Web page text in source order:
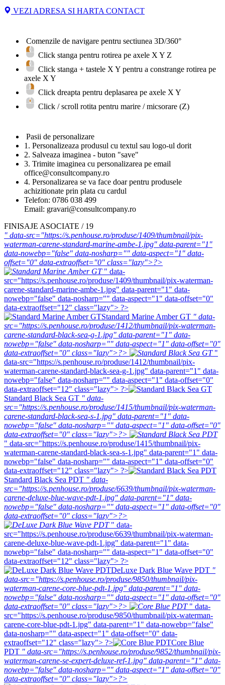
VEZI ADRESA SI HARTA CONTACT
Comenzile de navigare pentru sectiunea 3D/360°
Click stanga pentru rotirea pe axele X Y Z
Click stanga + tastele X Y pentru a constrange rotirea pe
axele X Y
Click dreapta pentru deplasarea pe axele X Y
Click / scroll rotita pentru marire / micsorare (Z)
Pasii de personalizare
1. Personalizeaza produsul cu textul sau logo-ul dorit
2. Salveaza imaginea - buton "save"
3. Trimite imaginea cu personalizarea pe email
office@consultcompany.ro
4. Personalizarea se va face doar pentru produsele
achizitionate prin plata cu cardul
Telefon: 0786 038 499
Email: gravari@consultcompany.ro
FINISAJE ASOCIATE / 19
" data-src="https://s.penhouse.ro/produse/1409/thumbnail/pix-
waterman-carene-standard-marine-ambe-1.jpg" data-parent="1"
data-nowebp="false" data-nosharp="" data-aspect="1" data-
offset="0" data-extraoffset="0" class="lazy">?>
" data-
src="https://s.penhouse.ro/produse/1409/thumbnail/pix-waterman-
carene-standard-marine-ambe-1.jpg" data-parent="1" data-
nowebp="false" data-nosharp="" data-aspect="1" data-offset="0"
data-extraoffset="12" class="lazy"> ?>
Standard Marine Amber GT " data-
src="https://s.penhouse.ro/produse/1412/thumbnail/pix-waterman-
carene-standard-black-sea-g-1.jpg" data-parent="1" data-
nowebp="false" data-nosharp="" data-aspect="1" data-offset="0"
data-extraoffset="0" class="lazy">?>
"
data-src="https://s.penhouse.ro/produse/1412/thumbnail/pix-
waterman-carene-standard-black-sea-g-1.jpg" data-parent="1" data-
nowebp="false" data-nosharp="" data-aspect="1" data-offset="0"
data-extraoffset="12" class="lazy"> ?>
Standard Black Sea GT " data-
src="https://s.penhouse.ro/produse/1415/thumbnail/pix-waterman-
carene-standard-black-sea-s-1.jpg" data-parent="1" data-
nowebp="false" data-nosharp="" data-aspect="1" data-offset="0"
data-extraoffset="0" class="lazy">?>
" data-src="https://s.penhouse.ro/produse/1415/thumbnail/pix-
waterman-carene-standard-black-sea-s-1.jpg" data-parent="1" data-
nowebp="false" data-nosharp="" data-aspect="1" data-offset="0"
data-extraoffset="12" class="lazy"> ?>
Standard Black Sea PDT " data-
src="https://s.penhouse.ro/produse/6639/thumbnail/pix-waterman-
carene-deluxe-blue-wave-pdt-1.jpg" data-parent="1" data-
nowebp="false" data-nosharp="" data-aspect="1" data-offset="0"
data-extraoffset="0" class="lazy">?>
" data-
src="https://s.penhouse.ro/produse/6639/thumbnail/pix-waterman-
carene-deluxe-blue-wave-pdt-1.jpg" data-parent="1" data-
nowebp="false" data-nosharp="" data-aspect="1" data-offset="0"
data-extraoffset="12" class="lazy"> ?>
DeLuxe Dark Blue Wave PDT "
data-src="https://s.penhouse.ro/produse/9850/thumbnail/pix-
waterman-carene-core-blue-pdt-1.jpg" data-parent="1" data-
nowebp="false" data-nosharp="" data-aspect="1" data-offset="0"
data-extraoffset="0" class="lazy">?>
" data-
src="https://s.penhouse.ro/produse/9850/thumbnail/pix-waterman-
carene-core-blue-pdt-1.jpg" data-parent="1" data-nowebp="false"
data-nosharp="" data-aspect="1" data-offset="0" data-
extraoffset="12" class="lazy"> ?>
Core Blue
PDT " data-src="https://s.penhouse.ro/produse/9852/thumbnail/pix-
waterman-carene-se-expert-deluxe-ref-1.jpg" data-parent="1" data-
nowebp="false" data-nosharp="" data-aspect="1" data-offset="0"
data-extraoffset="0" class="lazy">?>